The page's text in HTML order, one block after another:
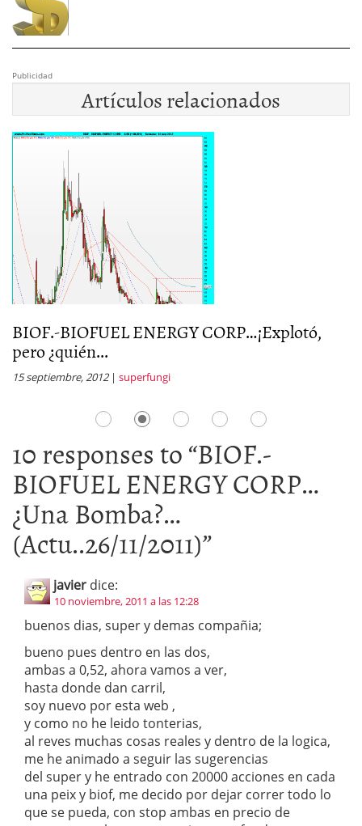
Publicidad
Artículos relacionados
BIOF.-BIOFUEL ENERGY CORP…¡Explotó,
pero ¿quién...
15 septiembre, 2012| superfungi
10 responses to “BIOF.-
BIOFUEL ENERGY CORP…
¿Una Bomba?…
(Actu..26/11/2011)”
javier dice:
10 noviembre, 2011 a las 12:28
buenos dias, super y demas compañia;
bueno pues dentro en las dos,
ambas a 0,52, ahora vamos a ver,
hasta donde dan carril,
soy nuevo por esta web ,
y como no he leido tonterias,
al reves muchas cosas reales y dentro de la logica,
me he animado a seguir las sugerencias
del super y he entrado con 20000 acciones en cada
una peix y biof, me decido por dejar correr todo lo
que se pueda, con stop ambas en precio de